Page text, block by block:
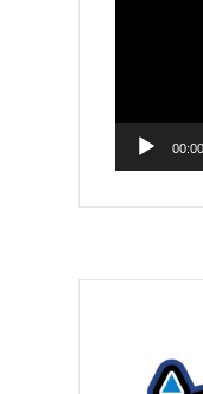
00:00